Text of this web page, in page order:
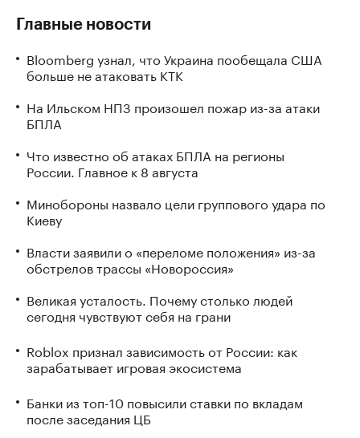
Главные новости
Bloomberg узнал, что Украина пообещала США
больше не атаковать КТК
На Ильском НПЗ произошел пожар из-за атаки
БПЛА
Что известно об атаках БПЛА на регионы
России. Главное к 8 августа
Минобороны назвало цели группового удара по
Киеву
Власти заявили о «переломе положения» из-за
обстрелов трассы «Новороссия»
Великая усталость. Почему столько людей
сегодня чувствуют себя на грани
Roblox признал зависимость от России: как
зарабатывает игровая экосистема
Банки из топ-10 повысили ставки по вкладам
после заседания ЦБ